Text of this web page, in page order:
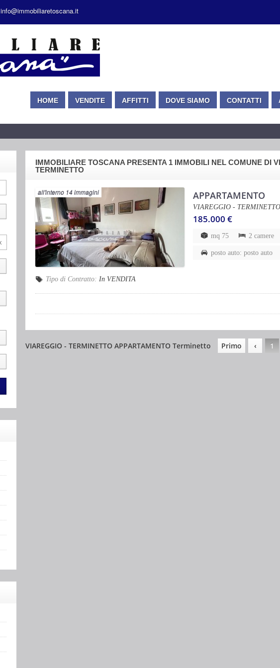
info@immobiliaretoscana.it
HOME VENDITE AFFITTI DOVE SIAMO CONTATTI
IMMOBILIARE TOSCANA PRESENTA 1 IMMOBILI NEL COMUNE DI
TERMINETTO
all'interno 14 immagini APPARTAMENTO
VIAREGGIO - TERMINETTO
185.000 €
mq 75 2 camere
posto auto: posto auto
Tipo di Contratto: In VENDITA
VIAREGGIO - TERMINETTO APPARTAMENTO Terminetto Primo ‹ 1